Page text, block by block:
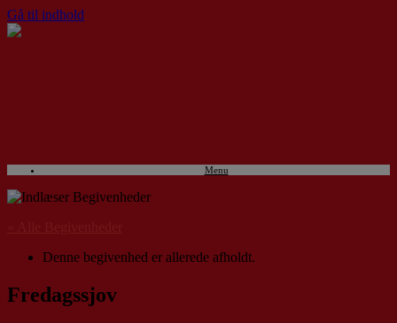
Gå til indhold
Menu
Denne begivenhed er allerede afholdt.
Fredagssjov